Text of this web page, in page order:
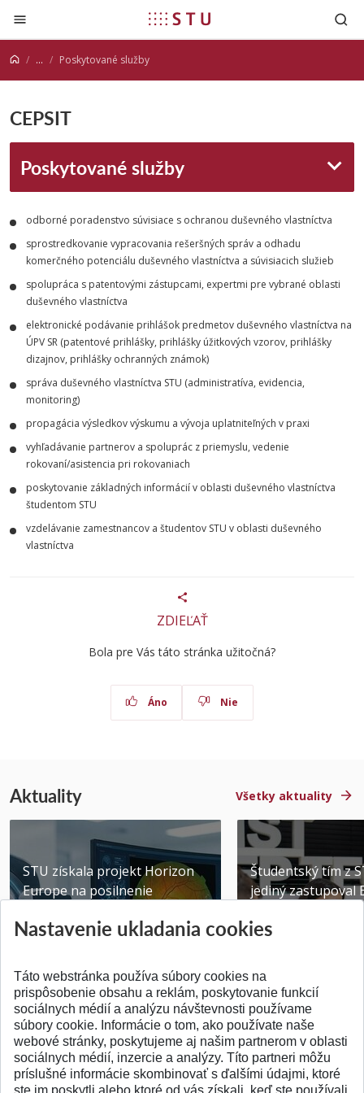
Prejsť na obsah
... Poskytované služby
CEPSIT
Poskytované služby
odborné poradenstvo súvisiace s ochranou duševného vlastníctva
sprostredkovanie vypracovania rešeršných správ a odhadu
komerčného potenciálu duševného vlastníctva a súvisiacich služieb
spolupráca s patentovými zástupcami, expertmi pre vybrané oblasti
duševného vlastníctva
elektronické podávanie prihlášok predmetov duševného vlastníctva na
ÚPV SR (patentové prihlášky, prihlášky úžitkových vzorov, prihlášky
dizajnov, prihlášky ochranných známok)
správa duševného vlastníctva STU (administratíva, evidencia,
monitoring)
propagácia výsledkov výskumu a vývoja uplatniteľných v praxi
vyhľadávanie partnerov a spoluprác z priemyslu, vedenie
rokovaní/asistencia pri rokovaniach
poskytovanie základných informácií v oblasti duševného vlastníctva
študentom STU
vzdelávanie zamestnancov a študentov STU v oblasti duševného
vlastníctva
ZDIEĽAŤ
Bola pre Vás táto stránka užitočná?
Áno Nie
Aktuality Všetky aktuality
STU získala projekt Horizon
Europe na posilnenie
Publikované 31.07.2026
Študentský tím z
jediný zastupoval
Publikované
SPÄŤ NA VRCH
Nastavenie ukladania cookies
Táto webstránka používa súbory cookies na
prispôsobenie obsahu a reklám, poskytovanie funkcií
sociálnych médií a analýzu návštevnosti používame
súbory cookie. Informácie o tom, ako používate naše
webové stránky, poskytujeme aj našim partnerom v oblasti
sociálnych médií, inzercie a analýzy. Títo partneri môžu
príslušné informácie skombinovať s ďalšími údajmi, ktoré
ste im poskytli alebo ktoré od vás získali, keď ste používali